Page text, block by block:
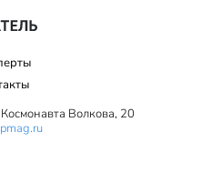
Волкова, 20